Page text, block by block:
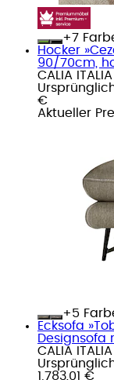
+
Hocker
90/70cm,
CALIA ITALIA
€
Aktueller
+
Ecksofa
Designsofa
CALIA ITALIA
1.783,01 €